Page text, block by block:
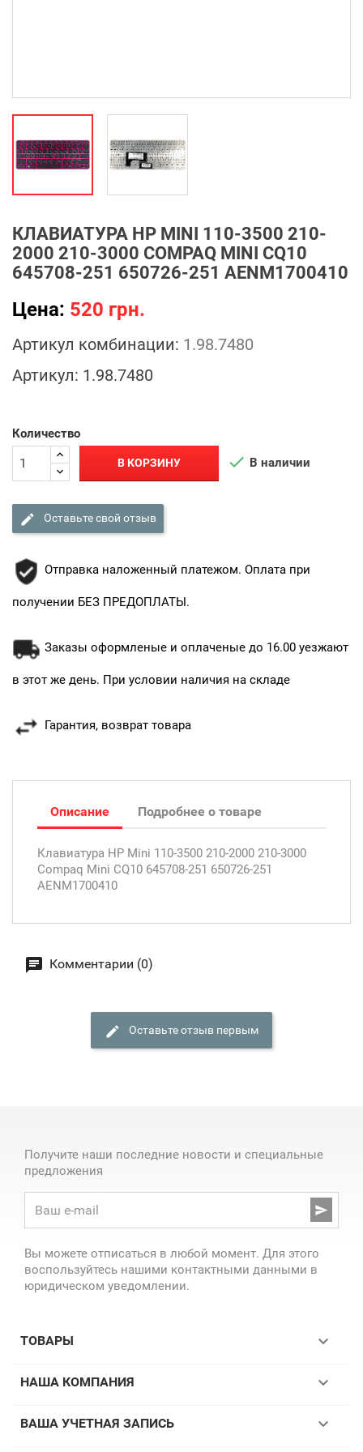
КЛАВИАТУРА HP MINI 110-3500 210-
2000 210-3000 COMPAQ MINI CQ10
645708-251 650726-251 AENM1700410
Цена: 520 грн.
Артикул комбинации: 1.98.7480
Артикул: 1.98.7480
Количество
В КОРЗИНУ  В наличии
Оставьте свой отзыв
Отправка наложенный платежом. Оплата при
получении БЕЗ ПРЕДОПЛАТЫ.
Заказы оформленые и оплаченые до 16.00 уезжают
в этот же день. При условии наличия на складе
Гарантия, возврат товара
Описание Подробнее о товаре
Клавиатура HP Mini 110-3500 210-2000 210-3000
Compaq Mini CQ10 645708-251 650726-251
AENM1700410
Комментарии (0)
Оставьте отзыв первым
Получите наши последние новости и специальные
предложения

Вы можете отписаться в любой момент. Для этого
воспользуйтесь нашими контактными данными в
юридическом уведомлении.
ТОВАРЫ 
НАША КОМПАНИЯ 
ВАША УЧЕТНАЯ ЗАПИСЬ 